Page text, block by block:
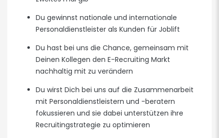
Du gewinnst nationale und internationale
Personaldienstleister als Kunden für Joblift
Du hast bei uns die Chance, gemeinsam mit
Deinen Kollegen den E-Recruiting Markt
nachhaltig mit zu verändern
Du wirst Dich bei uns auf die Zusammenarbeit
mit Personaldienstleistern und -beratern
fokussieren und sie dabei unterstützen ihre
Recruitingstrategie zu optimieren